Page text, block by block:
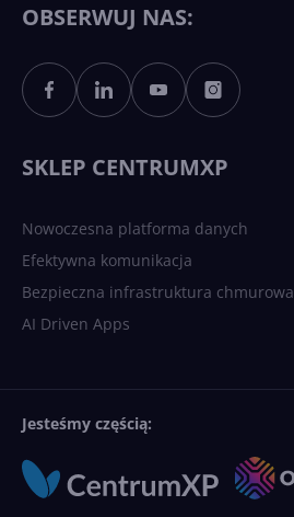
OBSERWUJ NAS:
SKLEP CENTRUMXP
Nowoczesna platforma danych
Efektywna komunikacja
Bezpieczna infrastruktura chmurowa
AI Driven Apps
Jesteśmy częścią: